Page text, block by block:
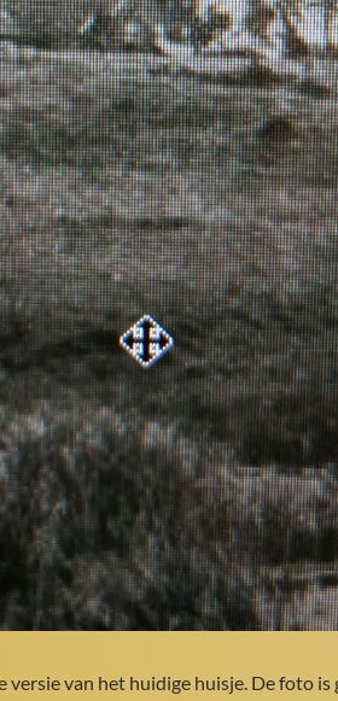
versie van het huidige huisje. De foto is